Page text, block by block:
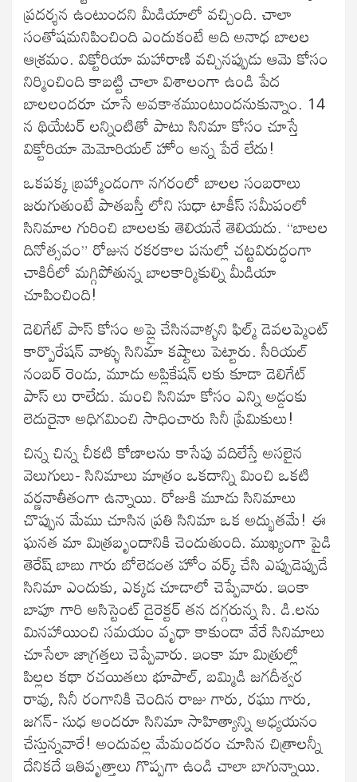
ప్రదర్శన ఉంటుందని మీడియాలో వచ్చింది. చాలా
సంతోషమనిపించింది ఎందుకంటే అది అనాధ బాలల
ఆశ్రమం. విక్టోరియా మహారాణి వచ్చినప్పుడు ఆమె కోసం
నిర్మించింది కాబట్టి చాలా విశాలంగా ఉండి పేద
బాలలందరూ చూసే అవకాశముంటుందనుకున్నాం. 14
న థియేటర్ లన్నింటితో పాటు సినిమా కోసం చూస్తే
విక్టోరియా మెమోరియల్ హోం అన్న పేరే లేదు!
ఒకపక్క బ్రహ్మాండంగా నగరంలో బాలల సంబరాలు
జరుగుతుంటే పాతబస్తీ లోని సుధా టాకీస్ సమీపంలో
సినిమాల గురించి బాలలకు తెలియనే తెలియదు. “బాలల
దినోత్సవం” రోజున రకరకాల పనుల్లో చట్టవిరుద్ధంగా
చాకిరీలో మగ్గిపోతున్న బాలకార్మికుల్ని మీడియా
చూపించింది!
డెలిగేట్ పాస్ కోసం అప్లై చేసినవాళ్ళని ఫిల్మ్ డెవలప్మెంట్
కార్పొరేషన్ వాళ్ళు సినిమా కష్టాలు పెట్టారు. సీరియల్
నంబర్ రెండు, మూడు అప్లికేషన్ లకు కూడా డెలిగేట్
పాస్ లు రాలేదు. మంచి సినిమా కోసం ఎన్ని అడ్డంకు
లెదురైనా అధిగమించి సాధించారు సినీ ప్రేమికులు!
చిన్న చిన్న చీకటి కోణాలను కాసేపు వదిలేస్తే అసలైన
వెలుగులు- సినిమాలు మాత్రం ఒకదాన్ని మించి ఒకటి
వర్ణనాతీతంగా ఉన్నాయి. రోజుకి మూడు సినిమాలు
చొప్పున మేము చూసిన ప్రతి సినిమా ఒక అద్భుతమే! ఈ
ఘనత మా మిత్రబృందానికి చెందుతుంది. ముఖ్యంగా పైడి
తెరేష్ బాబు గారు బోలెడంత హోం వర్క్ చేసి ఎప్పుడెప్పుడే
సినిమా ఎందుకు, ఎక్కడ చూడాలో చెప్పేవారు. ఇంకా
బాపూ గారి అసిస్టెంట్ డైరెక్టర్ తన దగ్గరున్న సి. డి.లను
మినహాయించి సమయం వృధా కాకుండా వేరే సినిమాలు
చూసేలా జాగ్రత్తలు చెప్పేవారు. ఇంకా మా మిత్రుల్లో
పిల్లల కథా రచయితలు భూపాల్, బమ్మిడి జగదీశ్వర
రావు, సినీ రంగానికి చెందిన రాజు గారు, రఘు గారు,
జగన్- సుధ అందరూ సినిమా సాహిత్యాన్ని అధ్యయనం
చేస్తున్నవారే! అందువల్ల మేమందరం చూసిన చిత్రాలన్నీ
దేనికదే ఇతివృత్తాలు గొప్పగా ఉండి చాలా బాగున్నాయి.